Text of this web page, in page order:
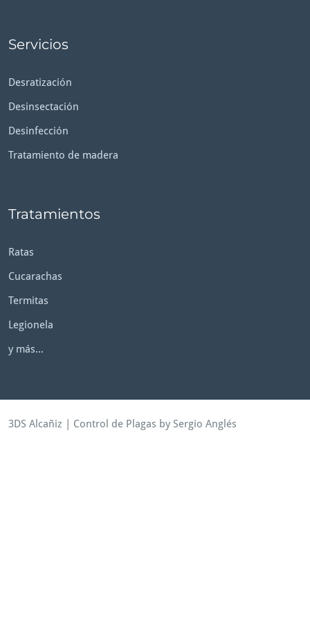
Servicios
Desratización
Desinsectación
Desinfección
Tratamiento de madera
Tratamientos
Ratas
Cucarachas
Termitas
Legionela
y más...
3DS Alcañiz Control de Plagas by Sergio Anglés